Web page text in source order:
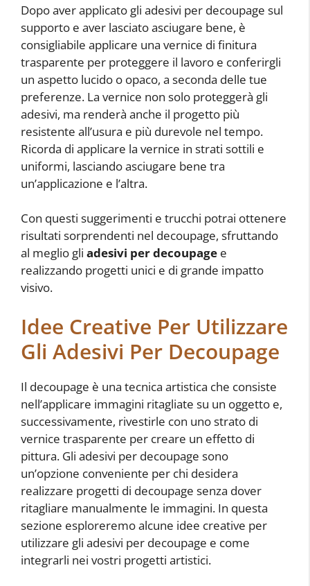
Dopo aver applicato gli adesivi per decoupage sul
supporto e aver lasciato asciugare bene, è
consigliabile applicare una vernice di finitura
trasparente per proteggere il lavoro e conferirgli
un aspetto lucido o opaco, a seconda delle tue
preferenze. La vernice non solo proteggerà gli
adesivi, ma renderà anche il progetto più
resistente all’usura e più durevole nel tempo.
Ricorda di applicare la vernice in strati sottili e
uniformi, lasciando asciugare bene tra
un’applicazione e l’altra.
Con questi suggerimenti e trucchi potrai ottenere
risultati sorprendenti nel decoupage, sfruttando
al meglio gli adesivi per decoupage e
realizzando progetti unici e di grande impatto
visivo.
Idee Creative Per Utilizzare
Gli Adesivi Per Decoupage
Il decoupage è una tecnica artistica che consiste
nell’applicare immagini ritagliate su un oggetto e,
successivamente, rivestirle con uno strato di
vernice trasparente per creare un effetto di
pittura. Gli adesivi per decoupage sono
un’opzione conveniente per chi desidera
realizzare progetti di decoupage senza dover
ritagliare manualmente le immagini. In questa
sezione esploreremo alcune idee creative per
utilizzare gli adesivi per decoupage e come
integrarli nei vostri progetti artistici.